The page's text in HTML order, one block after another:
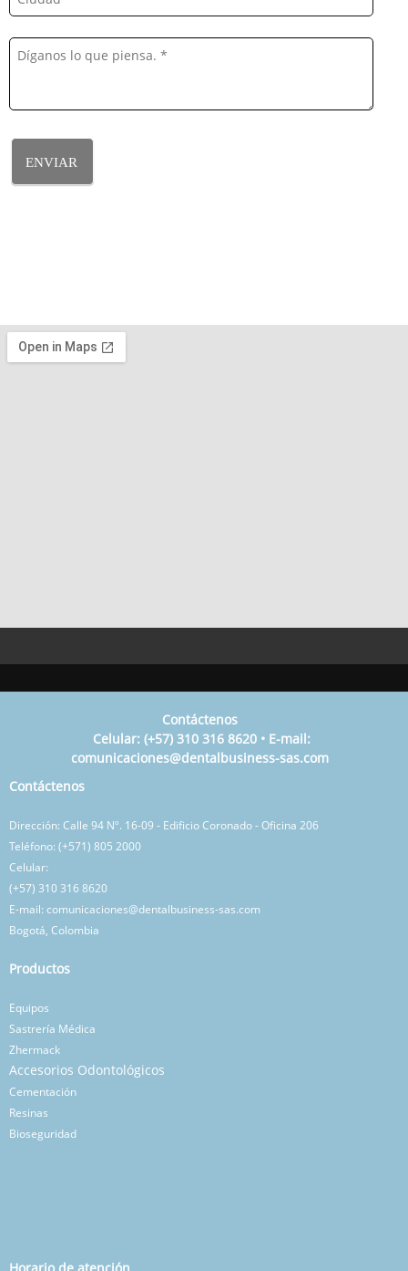
ENVIAR
Contáctenos
Celular: (+57) 310 316 8620 • E-mail:
comunicaciones@dentalbusiness-sas.com
Contáctenos
Dirección: Calle 94 Nº. 16-09 - Edificio Coronado - Oficina 206
Teléfono: (+571) 805 2000
Celular:
(+57) 310 316 8620
E-mail: comunicaciones@dentalbusiness-sas.com
Bogotá, Colombia
Productos
Equipos
Sastrería Médica
Zhermack
Accesorios Odontológicos
Cementación
Resinas
Bioseguridad